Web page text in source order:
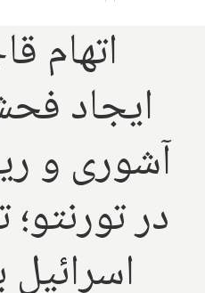
اتهام
ایجاد
آشوری و
در